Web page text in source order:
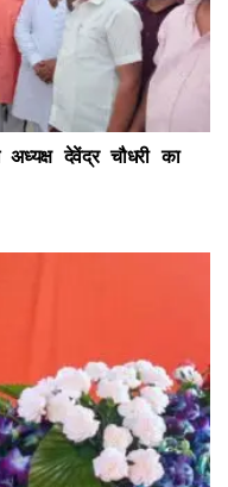
देवेंद्र चौधरी का